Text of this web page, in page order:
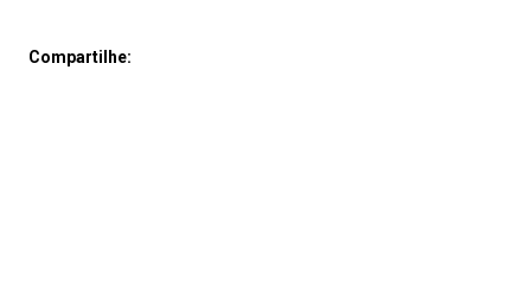
Compartilhe: